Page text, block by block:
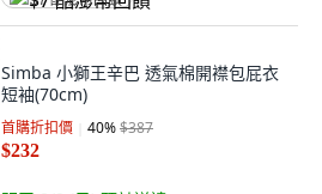
Simba 小獅王辛巴 透氣棉開襟包屁衣
短袖(70cm)
首購折扣價 40%$387
$232